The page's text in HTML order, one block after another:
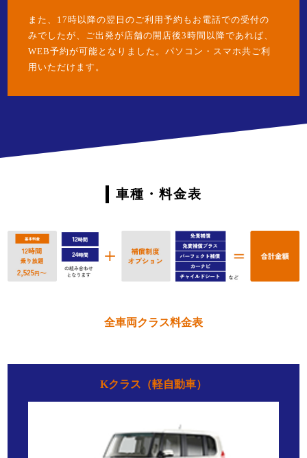
また、17時以降の翌日のご利用予約もお電話での受付の
みでしたが、ご出発が店舗の開店後3時間以降であれば、
WEB予約が可能となりました。パソコン・スマホ共ご利
用いただけます。
車種・料金表
全車両クラス料金表
Kクラス（軽自動車）